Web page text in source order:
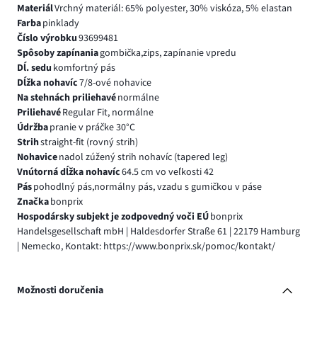
MateriálVrchný materiál: 65% polyester, 30% viskóza, 5% elastan
Farbapinklady
Číslo výrobku93699481
Spôsoby zapínaniagombička,zips, zapínanie vpredu
Dĺ. sedu komfortný pás
Dĺžka nohavíc7/8-ové nohavice
Na stehnách priliehavénormálne
PriliehavéRegular Fit, normálne
Údržbapranie v práčke 30°C
Strihstraight-fit (rovný strih)
Nohavicenadol zúžený strih nohavíc (tapered leg)
Vnútorná dĺžka nohavíc64.5 cm vo veľkosti 42
Páspohodlný pás,normálny pás, vzadu s gumičkou v páse
Značkabonprix
Hospodársky subjekt je zodpovedný voči EÚbonprix
Handelsgesellschaft mbH | Haldesdorfer Straße 61 | 22179 Hamburg
| Nemecko, Kontakt: https://www.bonprix.sk/pomoc/kontakt/
Možnosti doručenia